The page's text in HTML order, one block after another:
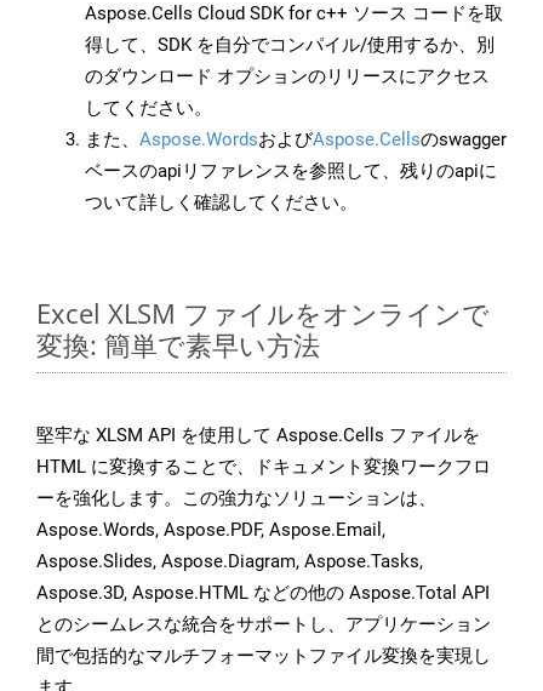
Aspose.Cells Cloud SDK for c++ ソース コードを取
得して、SDK を自分でコンパイル/使用するか、別
のダウンロード オプションのリリースにアクセス
してください。
また、 Aspose.WordsおよびAspose.Cellsのswagger
ベースのapiリファレンスを参照して、残りのapiに
ついて詳しく確認してください。
Excel XLSM ファイルをオンラインで
変換: 簡単で素早い方法
堅牢な XLSM API を使用して Aspose.Cells ファイルを
HTML に変換することで、ドキュメント変換ワークフロ
ーを強化します。この強力なソリューションは、
Aspose.Words, Aspose.PDF, Aspose.Email,
Aspose.Slides, Aspose.Diagram, Aspose.Tasks,
Aspose.3D, Aspose.HTML などの他の Aspose.Total API
とのシームレスな統合をサポートし、アプリケーション
間で包括的なマルチフォーマットファイル変換を実現し